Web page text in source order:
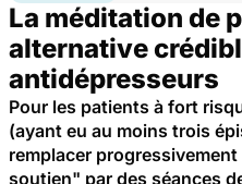
La méditation de
alternative
antidépresseurs
Pour les patients à fort
(ayant eu au moins trois
remplacer
soutien" par des séances